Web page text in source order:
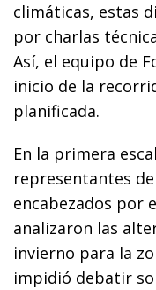
climáticas, estas
por charlas
Así, el equipo de
inicio de la
planificada.
En la primera
representantes
encabezados por
analizaron las
invierno para la
impidió debatir